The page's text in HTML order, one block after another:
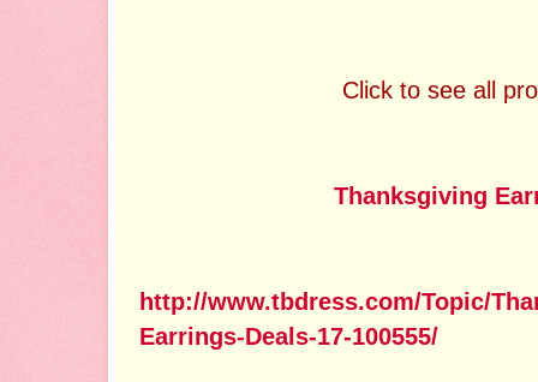
Click to see all
Thanksgiving
http://www.tbdress.com/Topic/
Earrings-Deals-17-100555/